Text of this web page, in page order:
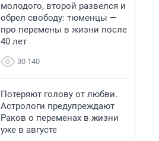
молодого, второй развелся и
обрел свободу: тюменцы —
про перемены в жизни после
40 лет
30 140
Потеряют голову от любви.
Астрологи предупреждают
Раков о переменах в жизни
уже в августе